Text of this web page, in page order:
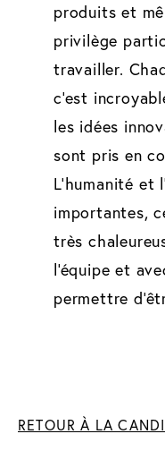
produits et
privilège
travailler.
c'est
les idées
sont pris en
L'humanité et
importantes,
très
l'équipe et
permettre
RETOUR À LA